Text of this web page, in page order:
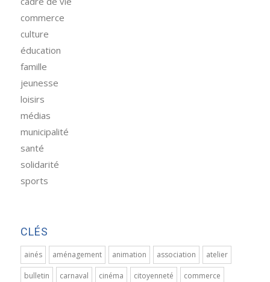
commerce
culture
éducation
famille
jeunesse
loisirs
médias
municipalité
santé
solidarité
sports
CLÉS
ainés aménagement animation association atelier
bulletin carnaval cinéma citoyenneté commerce